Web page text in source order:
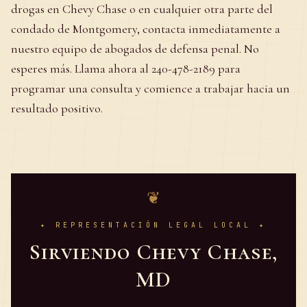
drogas en Chevy Chase o en cualquier otra parte del
condado de Montgomery, contacta inmediatamente a
nuestro equipo de abogados de defensa penal. No
esperes más. Llama ahora al 240-478-2189 para
programar una consulta y comience a trabajar hacia un
resultado positivo.
❦
✦ REPRESENTACIÓN LEGAL LOCAL ✦
Sirviendo Chevy Chase,
MD